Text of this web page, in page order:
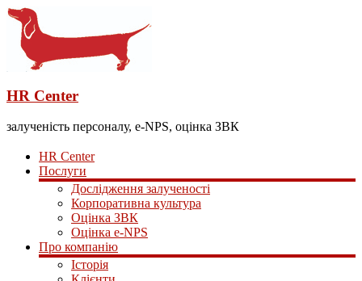
HR Center
залученість персоналу, e-NPS, оцінка ЗВК
HR Center
Послуги
Дослідження залученості
Корпоративна культура
Оцінка ЗВК
Оцінка e-NPS
Про компанію
Історія